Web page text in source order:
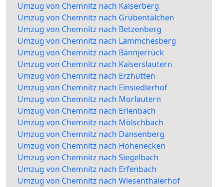
Umzug von Chemnitz nach Kaiserberg
Umzug von Chemnitz nach Grübentälchen
Umzug von Chemnitz nach Betzenberg
Umzug von Chemnitz nach Lämmchesberg
Umzug von Chemnitz nach Bännjerrück
Umzug von Chemnitz nach Kaiserslautern
Umzug von Chemnitz nach Erzhütten
Umzug von Chemnitz nach Einsiedlerhof
Umzug von Chemnitz nach Morlautern
Umzug von Chemnitz nach Erlenbach
Umzug von Chemnitz nach Mölschbach
Umzug von Chemnitz nach Dansenberg
Umzug von Chemnitz nach Hohenecken
Umzug von Chemnitz nach Siegelbach
Umzug von Chemnitz nach Erfenbach
Umzug von Chemnitz nach Wiesenthalerhof